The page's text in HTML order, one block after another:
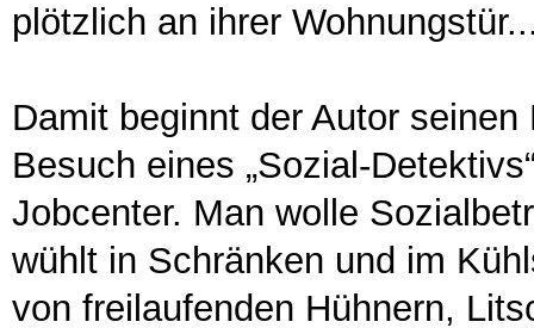
plötzlich an ihrer
Damit beginnt der Autor
Besuch eines „Sozial-
Jobcenter. Man wolle
wühlt in Schränken und im
von freilaufenden Hühnern,